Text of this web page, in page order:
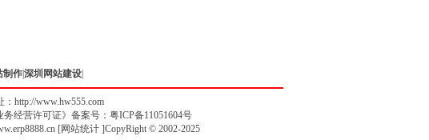
制作深圳网站建设
： http://www.hw555.com
务经营许可证》备案号： 粤ICP备11051604号
[网站统计 ]CopyRight © 2002-2025